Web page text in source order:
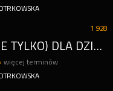
1 928
BAJKA IMPROWIZOWANA (NIE TYLKO) DLA DZIECI
więcej terminów